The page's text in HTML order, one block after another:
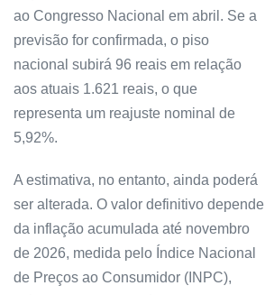
ao Congresso Nacional em abril. Se a
previsão for confirmada, o piso
nacional subirá 96 reais em relação
aos atuais 1.621 reais, o que
representa um reajuste nominal de
5,92%.
A estimativa, no entanto, ainda poderá
ser alterada. O valor definitivo depende
da inflação acumulada até novembro
de 2026, medida pelo Índice Nacional
de Preços ao Consumidor (INPC),